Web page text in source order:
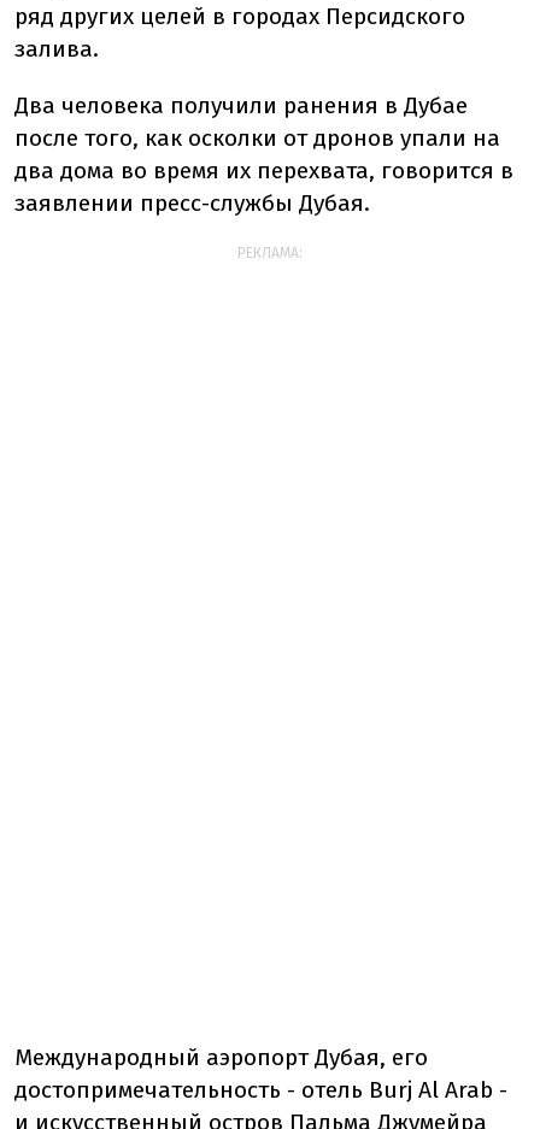
ряд других целей в городах Персидского
залива.
Два человека получили ранения в Дубае
после того, как осколки от дронов упали на
два дома во время их перехвата, говорится в
заявлении пресс-службы Дубая.
РЕКЛАМА:
Международный аэропорт Дубая, его
достопримечательность - отель Burj Al Arab -
и искусственный остров Пальма Джумейра